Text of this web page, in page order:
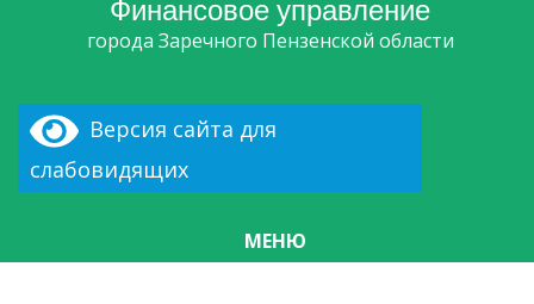
города Заречного Пензенской области
Версия сайта для
слабовидящих
МЕНЮ